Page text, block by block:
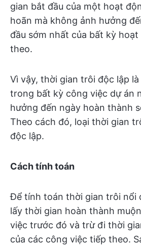
gian bắt đầu của một hoạt
hoãn mà không ảnh hưởng
đầu sớm nhất của bất kỳ
theo.
Vì vậy, thời gian trôi độc lập
trong bất kỳ công việc dự án
hưởng đến ngày hoàn thành
Theo cách đó, loại thời gian
độc lập.
Cách tính toán
Để tính toán thời gian trôi nổi
lấy thời gian hoàn thành
việc trước đó và trừ đi thời
của các công việc tiếp theo.